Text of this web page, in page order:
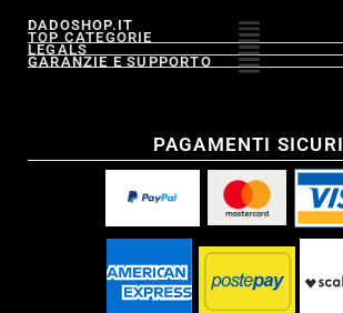
DADOSHOP.IT
TOP CATEGORIE
LEGALS
GARANZIE E SUPPORTO
PAGAMENTI SICURI